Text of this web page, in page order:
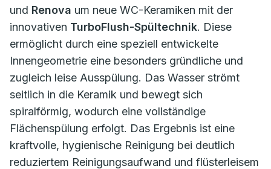
und Renova um neue WC-Keramiken mit der
innovativen TurboFlush-Spültechnik. Diese
ermöglicht durch eine speziell entwickelte
Innengeometrie eine besonders gründliche und
zugleich leise Ausspülung. Das Wasser strömt
seitlich in die Keramik und bewegt sich
spiralförmig, wodurch eine vollständige
Flächenspülung erfolgt. Das Ergebnis ist eine
kraftvolle, hygienische Reinigung bei deutlich
reduziertem Reinigungsaufwand und flüsterleisem